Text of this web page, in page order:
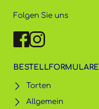
Folgen Sie uns
BESTELLFORMULARE
Torten
Allgemein